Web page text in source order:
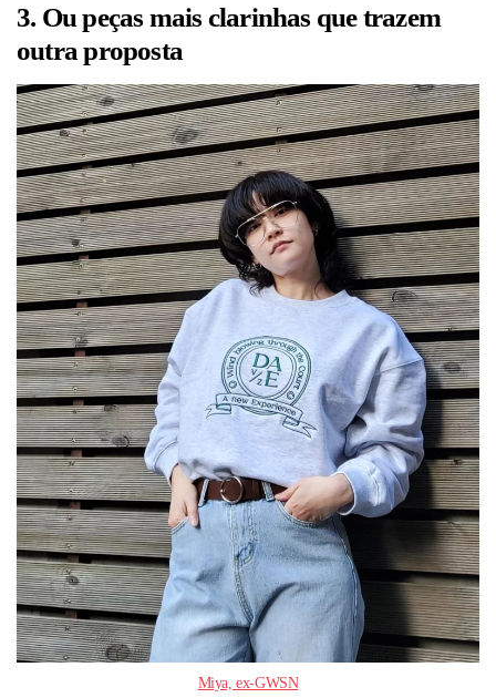
3. Ou peças mais clarinhas que trazem
outra proposta
Miya, ex-GWSN